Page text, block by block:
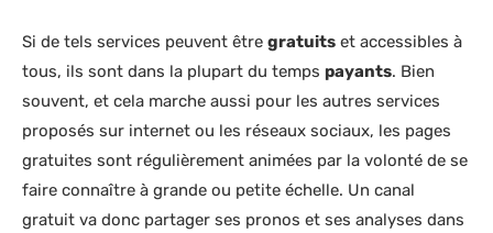
Si de tels services peuvent être gratuits et accessibles à
tous, ils sont dans la plupart du temps payants. Bien
souvent, et cela marche aussi pour les autres services
proposés sur internet ou les réseaux sociaux, les pages
gratuites sont régulièrement animées par la volonté de se
faire connaître à grande ou petite échelle. Un canal
gratuit va donc partager ses pronos et ses analyses dans